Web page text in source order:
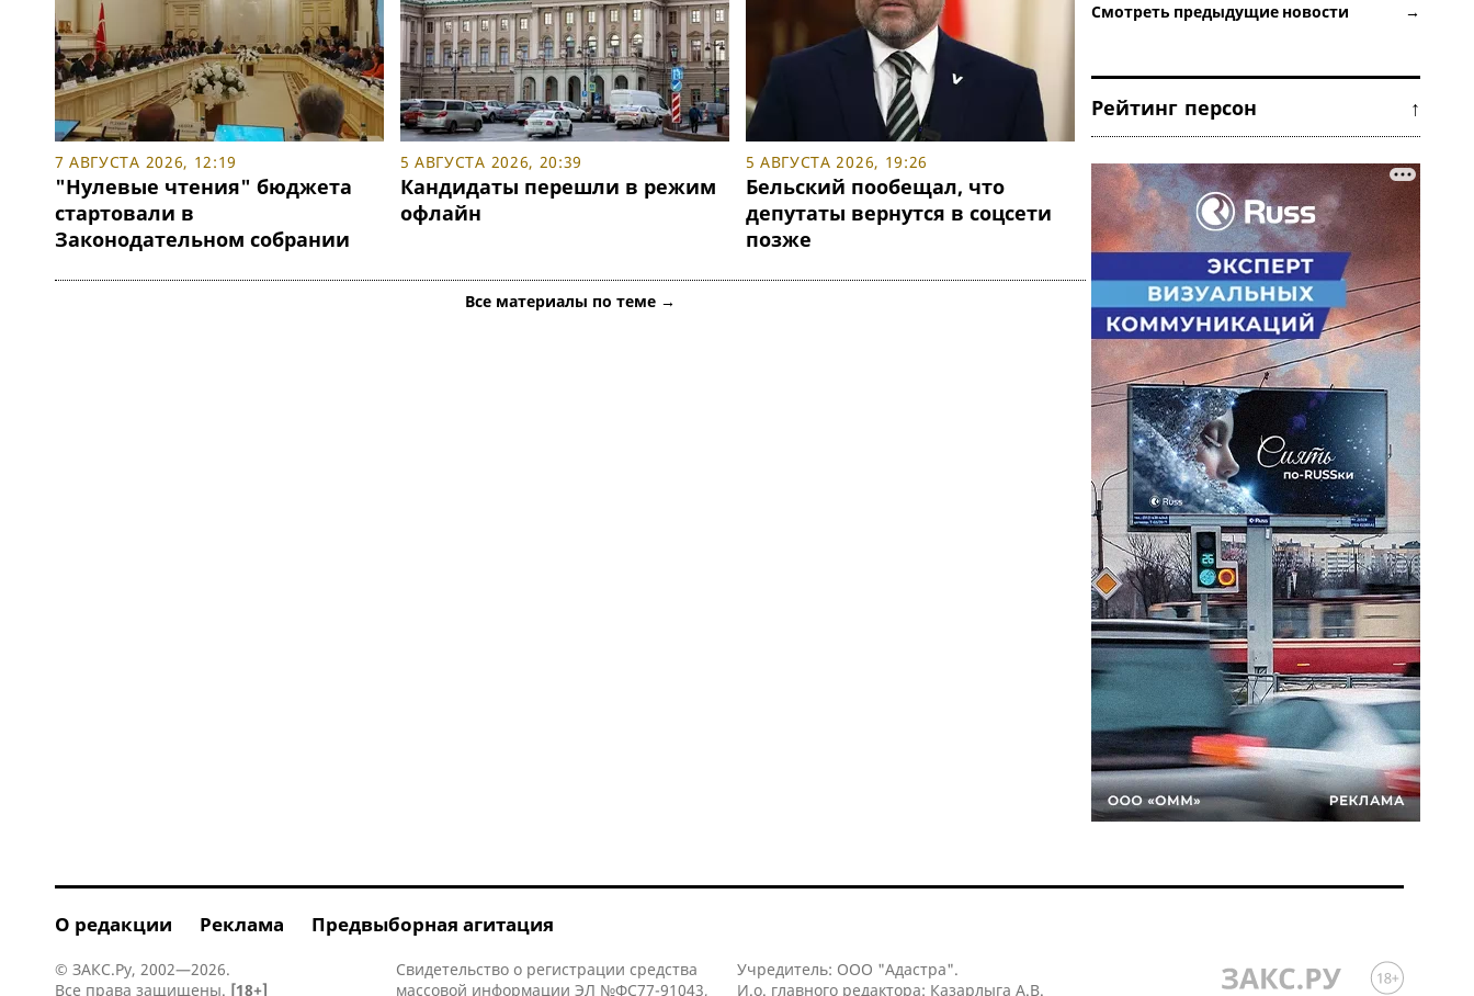
7 АВГУСТА 2026, 12:19
"Нулевые чтения" бюджета
стартовали в
Законодательном собрании
5 АВГУСТА 2026, 20:39
Кандидаты перешли в режим
офлайн
5 АВГУСТА 2026, 19:26
Бельский пообещал, что
депутаты вернутся в соцсети
позже
Все материалы по теме →
Смотреть предыдущие новости →
Рейтинг персон ↑
О редакции Реклама Предвыборная агитация
© ЗАКС.Ру, 2002—2026.
Все права защищены. [18+]
Свидетельство о регистрации средства
массовой информации ЭЛ №ФС77-91043,
Учредитель: ООО "Адастра".
И.о. главного редактора: Казарлыга А.В.